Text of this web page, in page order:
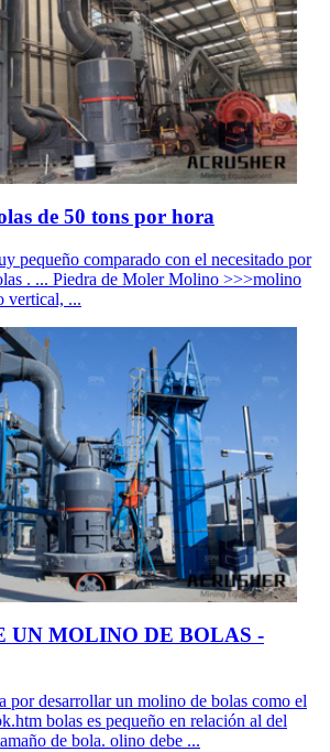
de 50 tons por hora
pequeño comparado con el necesitado por
. ... Piedra de Moler Molino >>>molino
vertical, ...
UN MOLINO DE BOLAS -
por desarrollar un molino de bolas como el
bolas es pequeño en relación al del
de bola. olino debe ...